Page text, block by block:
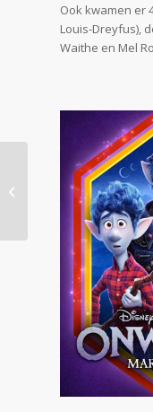
Ook kwamen er
Louis-Dreyfus),
Waithe en Mel
Keanu Day! Dubbel
Genieten van Mr.
Reeves op 1 Dag!